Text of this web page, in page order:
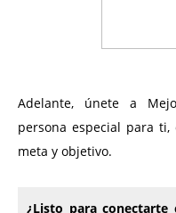
Adelante, únete a
persona especial para
meta y objetivo.
¿Listo para